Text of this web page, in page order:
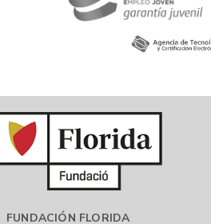
FUNDACIÓN FLORIDA